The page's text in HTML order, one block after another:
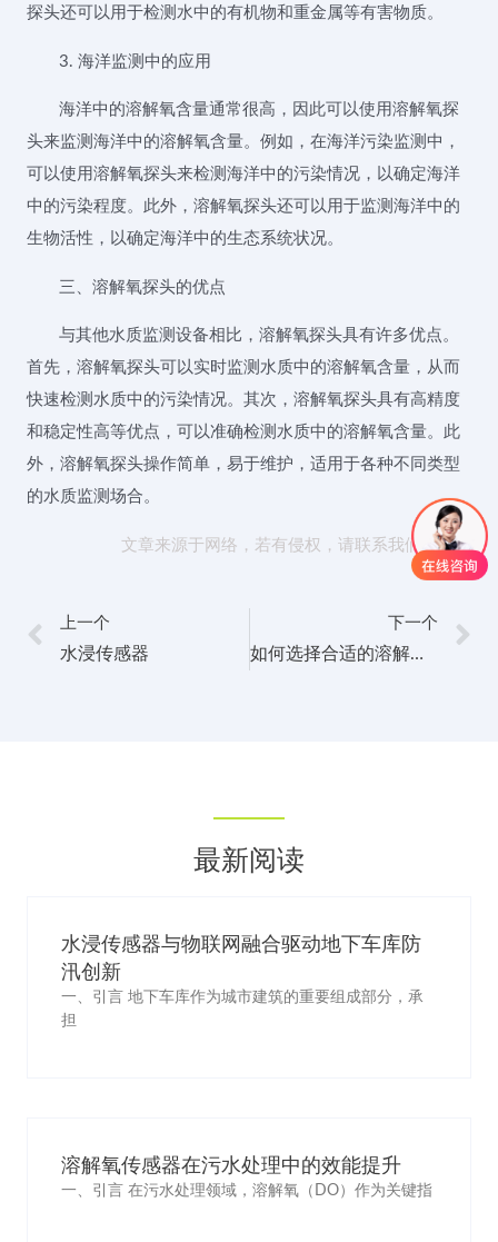
探头还可以用于检测水中的有机物和重金属等有害物质。
3. 海洋监测中的应用
海洋中的溶解氧含量通常很高，因此可以使用溶解氧探
头来监测海洋中的溶解氧含量。例如，在海洋污染监测中，
可以使用溶解氧探头来检测海洋中的污染情况，以确定海洋
中的污染程度。此外，溶解氧探头还可以用于监测海洋中的
生物活性，以确定海洋中的生态系统状况。
三、溶解氧探头的优点
与其他水质监测设备相比，溶解氧探头具有许多优点。
首先，溶解氧探头可以实时监测水质中的溶解氧含量，从而
快速检测水质中的污染情况。其次，溶解氧探头具有高精度
和稳定性高等优点，可以准确检测水质中的溶解氧含量。此
外，溶解氧探头操作简单，易于维护，适用于各种不同类型
的水质监测场合。
文章来源于网络，若有侵权，请联系我们删除。
上一个
水浸传感器
下一个
如何选择合适的溶解氧探头？
最新阅读
水浸传感器与物联网融合驱动地下车库防
汛创新
一、引言 地下车库作为城市建筑的重要组成部分，承
担
溶解氧传感器在污水处理中的效能提升
一、引言 在污水处理领域，溶解氧（DO）作为关键指